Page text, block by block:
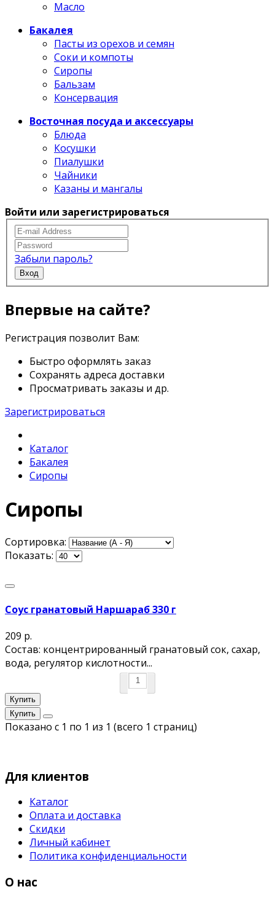
Масло
Бакалея
Пасты из орехов и семян
Соки и компоты
Сиропы
Бальзам
Консервация
Восточная посуда и аксессуары
Блюда
Косушки
Пиалушки
Чайники
Казаны и мангалы
Войти или зарегистрироваться
Забыли пароль?
Вход
Впервые на сайте?
Регистрация позволит Вам:
Быстро оформлять заказ
Сохранять адреса доставки
Просматривать заказы и др.
Зарегистрироваться
Каталог
Бакалея
Сиропы
Сиропы
Сортировка:
Показать:
Соус гранатовый Наршараб 330 г
209 р.
Состав: концентрированный гранатовый сок, сахар,
вода, регулятор кислотности...
Купить
Купить
Показано с 1 по 1 из 1 (всего 1 страниц)
Для клиентов
Каталог
Оплата и доставка
Скидки
Личный кабинет
Политика конфиденциальности
О нас